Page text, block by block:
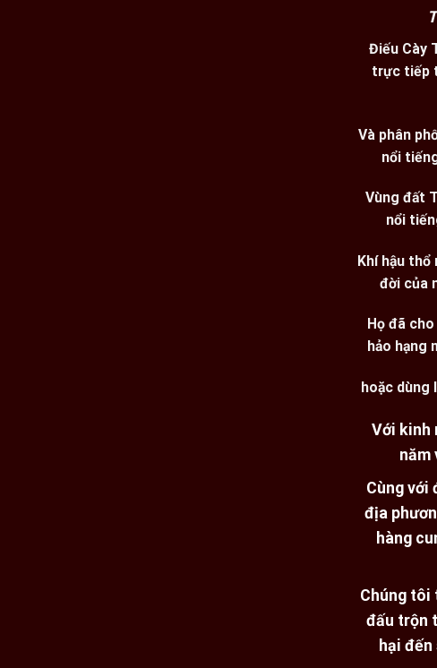
Điếu Cày
trực tiếp
Và phân
nổi
Vùng đất T
nổi
Khí hậu thổ
đời của
Họ đã
hảo hạng
hoặc dùng
Với kinh
năm
Cùng với
địa
hàng
Chúng tôi
đấu trộn
hại